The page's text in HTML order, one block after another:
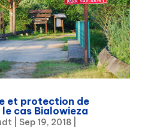
et protection de
le cas Bialowieza
Sep 19, 2018|